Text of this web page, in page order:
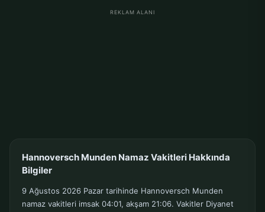
REKLAM ALANI
Hannoversch Munden Namaz Vakitleri Hakkında
Bilgiler
9 Ağustos 2026 Pazar tarihinde Hannoversch Munden
namaz vakitleri imsak 04:01, akşam 21:06. Vakitler Diyanet